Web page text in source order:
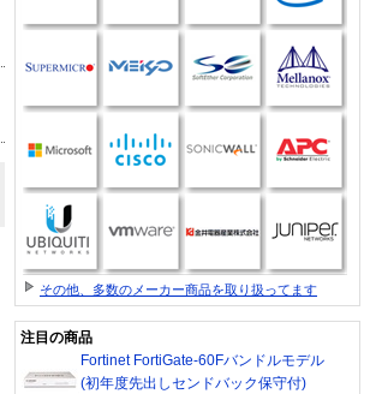
その他、多数のメーカー商品を取り扱ってます
注目の商品
Fortinet FortiGate-60Fバンドルモデル
(初年度先出しセンドバック保守付)